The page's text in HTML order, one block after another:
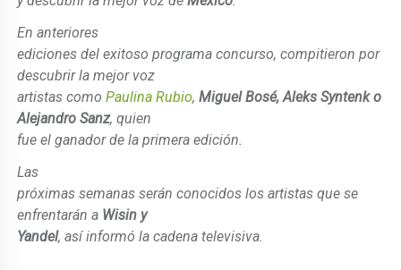
En anteriores
ediciones del exitoso programa concurso, compitieron por
descubrir la mejor voz
artistas comoPaulina Rubio,Miguel Bosé, Aleks Syntenk o
Alejandro Sanz, quien
fue el ganador de la primera edición.
Las
próximas semanas serán conocidos los artistas que se
enfrentarán a Wisin y
Yandel, así informó la cadena televisiva.